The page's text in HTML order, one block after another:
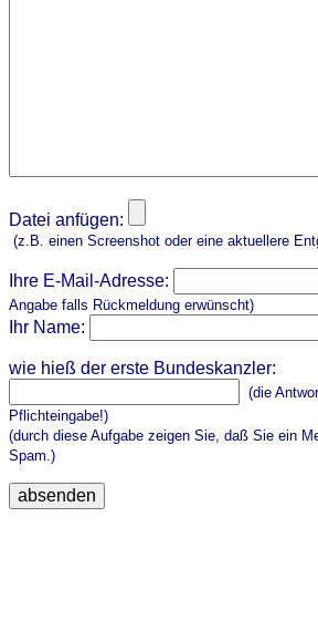
Datei anfügen:
(z.B. einen Screenshot oder eine aktuellere
Ihre E-Mail-Adresse:
Angabe falls Rückmeldung erwünscht)
Ihr Name:
wie hieß der erste Bundeskanzler:
(die
Pflichteingabe!)
(durch diese Aufgabe zeigen Sie, daß Sie ein
Spam.)